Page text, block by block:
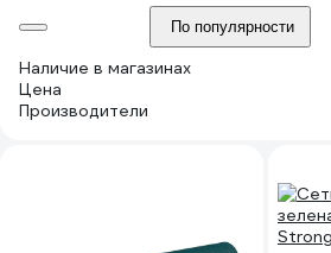
По популярности
Наличие в магазинах
Цена
Производители